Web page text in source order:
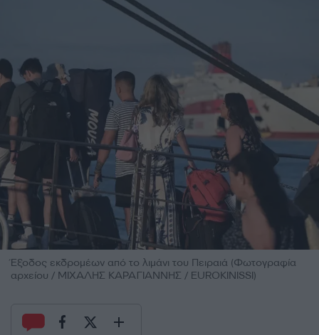
Έξοδος εκδρομέων από το λιμάνι του Πειραιά (Φωτογραφία
αρχείου / ΜΙΧΑΛΗΣ ΚΑΡΑΓΙΑΝΝΗΣ / EUROKINISSI)